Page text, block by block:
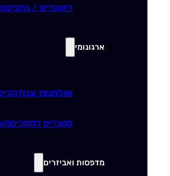
ראוטרים / נתבים
ארגונומי
שולחנות עבודה
סטנדים למסכים
מדפסות ואביזרים